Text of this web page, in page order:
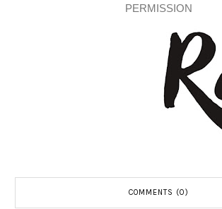
PERMISSION
COMMENTS (0)